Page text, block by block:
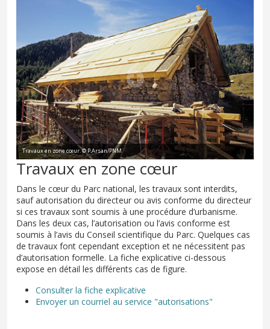
Travaux en zone cœur. © P.Arsan/PNM
Travaux en zone cœur
Dans le cœur du Parc national, les travaux sont interdits,
sauf autorisation du directeur ou avis conforme du directeur
si ces travaux sont soumis à une procédure d’urbanisme.
Dans les deux cas, l’autorisation ou l’avis conforme est
soumis à l’avis du Conseil scientifique du Parc. Quelques cas
de travaux font cependant exception et ne nécessitent pas
d’autorisation formelle. La fiche explicative ci-dessous
expose en détail les différents cas de figure.
Consulter la fiche explicative
Envoyer un courriel au service "autorisations"